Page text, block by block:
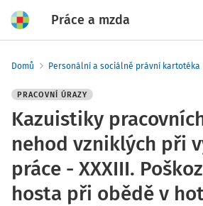
Práce a mzda
Domů Personální a sociálně právní kartotéka
PRACOVNÍ ÚRAZY
Kazuistiky
nehod vzniklých při
práce - XXXIII.
hosta při obědě v